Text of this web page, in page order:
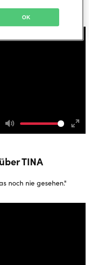
Musical"
Mute
TINA
noch nie gesehen."
OK